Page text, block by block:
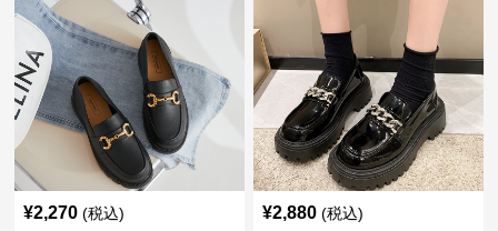
¥2,270 (税込) ¥2,880 (税込)